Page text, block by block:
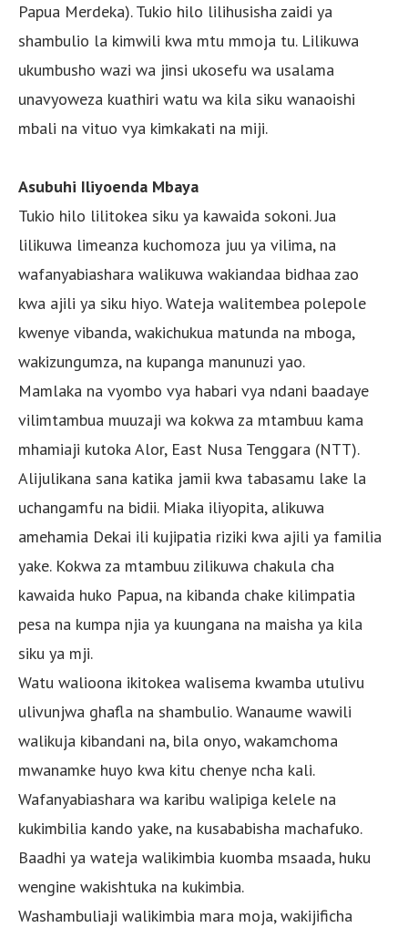
Papua Merdeka). Tukio hilo lilihusisha zaidi ya
shambulio la kimwili kwa mtu mmoja tu. Lilikuwa
ukumbusho wazi wa jinsi ukosefu wa usalama
unavyoweza kuathiri watu wa kila siku wanaoishi
mbali na vituo vya kimkakati na miji.
Asubuhi Iliyoenda Mbaya
Tukio hilo lilitokea siku ya kawaida sokoni. Jua
lilikuwa limeanza kuchomoza juu ya vilima, na
wafanyabiashara walikuwa wakiandaa bidhaa zao
kwa ajili ya siku hiyo. Wateja walitembea polepole
kwenye vibanda, wakichukua matunda na mboga,
wakizungumza, na kupanga manunuzi yao.
Mamlaka na vyombo vya habari vya ndani baadaye
vilimtambua muuzaji wa kokwa za mtambuu kama
mhamiaji kutoka Alor, East Nusa Tenggara (NTT).
Alijulikana sana katika jamii kwa tabasamu lake la
uchangamfu na bidii. Miaka iliyopita, alikuwa
amehamia Dekai ili kujipatia riziki kwa ajili ya familia
yake. Kokwa za mtambuu zilikuwa chakula cha
kawaida huko Papua, na kibanda chake kilimpatia
pesa na kumpa njia ya kuungana na maisha ya kila
siku ya mji.
Watu walioona ikitokea walisema kwamba utulivu
ulivunjwa ghafla na shambulio. Wanaume wawili
walikuja kibandani na, bila onyo, wakamchoma
mwanamke huyo kwa kitu chenye ncha kali.
Wafanyabiashara wa karibu walipiga kelele na
kukimbilia kando yake, na kusababisha machafuko.
Baadhi ya wateja walikimbia kuomba msaada, huku
wengine wakishtuka na kukimbia.
Washambuliaji walikimbia mara moja, wakijificha